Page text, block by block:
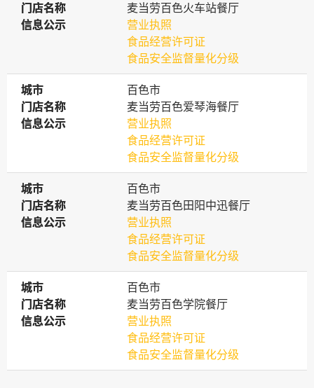
门店名称
门店名称
麦当劳百色火车站餐厅
信息公示
信息公示
营业执照
食品经营许可证
食品安全监督量化分级
城市
城市
百色市
门店名称
门店名称
麦当劳百色爱琴海餐厅
信息公示
信息公示
营业执照
食品经营许可证
食品安全监督量化分级
城市
城市
百色市
门店名称
门店名称
麦当劳百色田阳中迅餐厅
信息公示
信息公示
营业执照
食品经营许可证
食品安全监督量化分级
城市
城市
百色市
门店名称
门店名称
麦当劳百色学院餐厅
信息公示
信息公示
营业执照
食品经营许可证
食品安全监督量化分级